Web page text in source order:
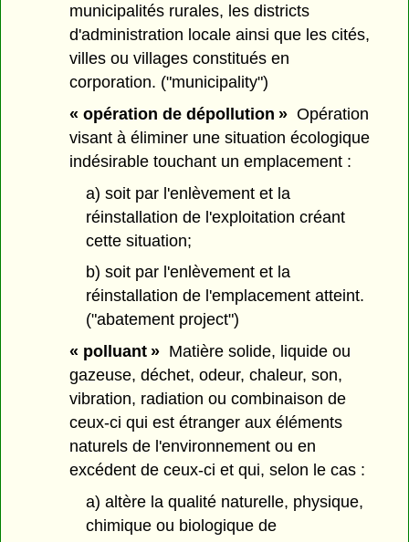
municipalités rurales, les districts
d'administration locale ainsi que les cités,
villes ou villages constitués en
corporation. ("municipality")
« opération de dépollution » Opération
visant à éliminer une situation écologique
indésirable touchant un emplacement :
a) soit par l'enlèvement et la
réinstallation de l'exploitation créant
cette situation;
b) soit par l'enlèvement et la
réinstallation de l'emplacement atteint.
("abatement project")
« polluant » Matière solide, liquide ou
gazeuse, déchet, odeur, chaleur, son,
vibration, radiation ou combinaison de
ceux-ci qui est étranger aux éléments
naturels de l'environnement ou en
excédent de ceux-ci et qui, selon le cas :
a) altère la qualité naturelle, physique,
chimique ou biologique de